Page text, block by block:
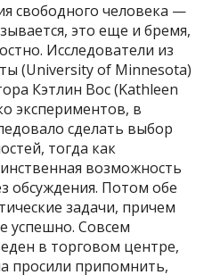
свободного человека —
это еще и бремя,
Исследователи из
(University of Minnesota)
Кэтлин Вос (Kathleen
экспериментов, в
сделать выбор
тогда как
возможность
обсуждения. Потом обе
задачи, причем
успешно. Совсем
в торговом центре,
просили припомнить,